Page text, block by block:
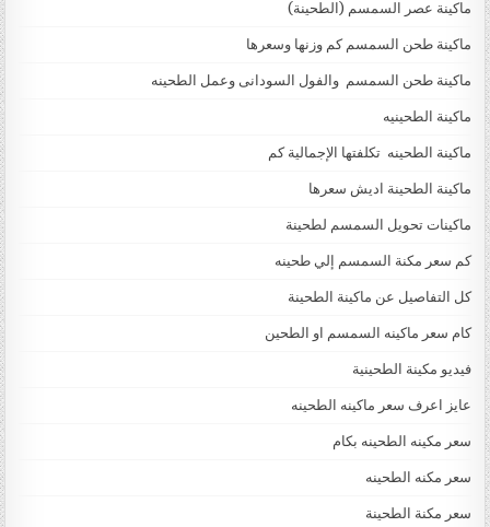
ماكينة عصر السمسم (الطحينة)
ماكينة طحن السمسم كم وزنها وسعرها
ماكينة طحن السمسم والفول السودانى وعمل الطحينه
ماكينة الطحينيه
ماكينة الطحينه تكلفتها الإجمالية كم
ماكينة الطحينة اديش سعرها
ماكينات تحويل السمسم لطحينة
كم سعر مكنة السمسم إلي طحينه
كل التفاصيل عن ماكينة الطحينة
كام سعر ماكينه السمسم او الطحين
فيديو مكينة الطحينية
عايز اعرف سعر ماكينه الطحينه
سعر مكينه الطحينه بكام
سعر مكنه الطحينه
سعر مكنة الطحينة